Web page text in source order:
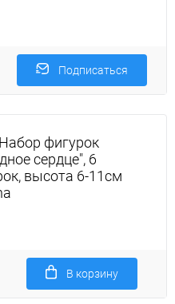
Подписаться
фигурок
сердце", 6
высота 6-11см
В корзину